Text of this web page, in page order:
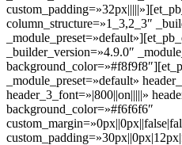
column_structure=»1_3,2_3″
_builder_version=»4.9.0″
_module_preset=»default»
header_3_font=»|800||on|||||»
background_color=»#f6f6f6″